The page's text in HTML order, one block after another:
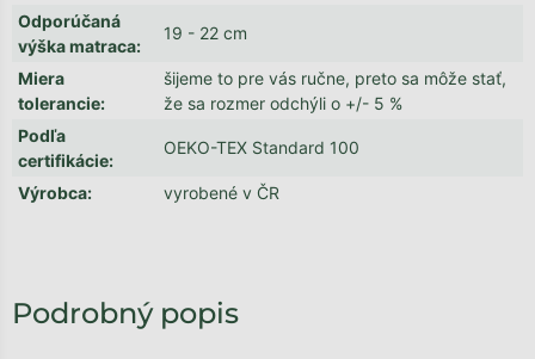
Odporúčaná
výška matraca:
19 - 22 cm
Miera
tolerancie:
šijeme to pre vás ručne, preto sa môže stať,
že sa rozmer odchýli o +/- 5 %
Podľa
certifikácie:
OEKO-TEX Standard 100
Výrobca: vyrobené v ČR
Podrobný popis